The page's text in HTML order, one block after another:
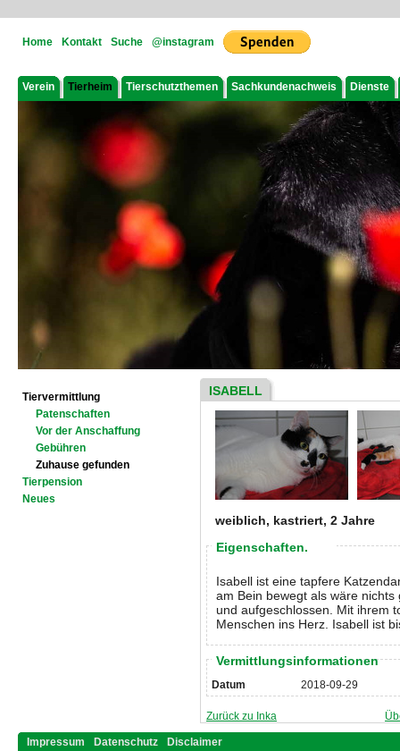
Home Kontakt Suche @instagram
Verein Tierheim Tierschutzthemen Sachkundenachweis Dienste
Tiervermittlung
Patenschaften
Vor der Anschaffung
Gebühren
Zuhause gefunden
Tierpension
Neues
ISABELL
weiblich, kastriert, 2 Jahre
Eigenschaften.
Isabell ist eine tapfere
am Bein bewegt als wäre
und aufgeschlossen. Mit ihrem
Menschen ins Herz. Isabell ist
Vermittlungsinformationen
Datum 2018-09-29
Zurück zu Inka
Impressum Datenschutz Disclaimer